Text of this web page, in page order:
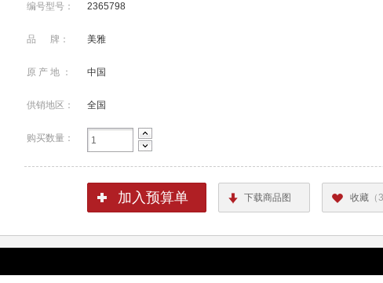
编号型号： 2365798
品 牌： 美雅
原 产 地 ： 中国
供销地区： 全国
购买数量：
加入预算单 下载商品图 收藏 （